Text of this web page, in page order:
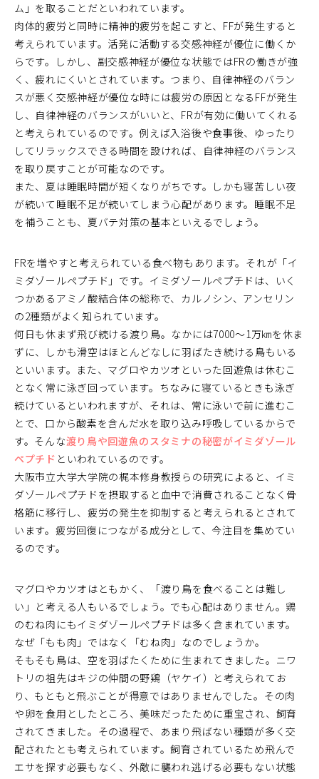
ム」を取ることだといわれています。
肉体的疲労と同時に精神的疲労を起こすと、FFが発生すると
考えられています。活発に活動する交感神経が優位に働くか
らです。しかし、副交感神経が優位な状態ではFRの働きが強
く、疲れにくいとされています。つまり、自律神経のバラン
スが悪く交感神経が優位な時には疲労の原因となるFFが発生
し、自律神経のバランスがいいと、FRが有効に働いてくれる
と考えられているのです。例えば入浴後や食事後、ゆったり
してリラックスできる時間を設ければ、自律神経のバランス
を取り戻すことが可能なのです。
また、夏は睡眠時間が短くなりがちです。しかも寝苦しい夜
が続いて睡眠不足が続いてしまう心配があります。睡眠不足
を補うことも、夏バテ対策の基本といえるでしょう。
FRを増やすと考えられている食べ物もあります。それが「イ
ミダゾールペプチド」です。イミダゾールペプチドは、いく
つかあるアミノ酸結合体の総称で、カルノシン、アンセリン
の2種類がよく知られています。
何日も休まず飛び続ける渡り鳥。なかには7000～1万㎞を休ま
ずに、しかも滑空はほとんどなしに羽ばたき続ける鳥もいる
といいます。また、マグロやカツオといった回遊魚は休むこ
となく常に泳ぎ回っています。ちなみに寝ているときも泳ぎ
続けているといわれますが、それは、常に泳いで前に進むこ
とで、口から酸素を含んだ水を取り込み呼吸しているからで
す。そんな渡り鳥や回遊魚のスタミナの秘密がイミダゾール
ペプチド といわれているのです。
大阪市立大学大学院の梶本修身教授らの研究によると、イミ
ダゾールペプチドを摂取すると血中で消費されることなく骨
格筋に移行し、疲労の発生を抑制すると考えられるとされて
います。疲労回復につながる成分として、今注目を集めてい
るのです。
マグロやカツオはともかく、「渡り鳥を食べることは難し
い」と考える人もいるでしょう。でも心配はありません。鶏
のむね肉にもイミダゾールペプチドは多く含まれています。
なぜ「もも肉」ではなく「むね肉」なのでしょうか。
そもそも鳥は、空を羽ばたくために生まれてきました。ニワ
トリの祖先はキジの仲間の野鶏（ヤケイ）と考えられてお
り、もともと飛ぶことが得意ではありませんでした。その肉
や卵を食用としたところ、美味だったために重宝され、飼育
されてきました。その過程で、あまり飛ばない種類が多く交
配されたとも考えられています。飼育されているため飛んで
エサを探す必要もなく、外敵に襲われ逃げる必要もない状態